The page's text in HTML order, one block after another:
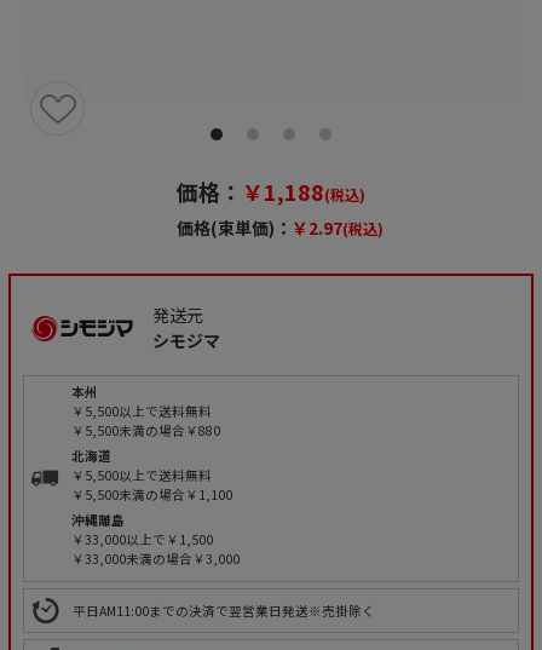
価格： ￥1,188(税込)
価格(束単価)： ￥2.97(税込)
発送元
シモジマ
本州
￥5,500以上で送料無料
￥5,500未満の場合￥880
北海道
￥5,500以上で送料無料
￥5,500未満の場合￥1,100
沖縄離島
￥33,000以上で￥1,500
￥33,000未満の場合￥3,000
平日AM11:00までの決済で翌営業日発送※売掛除く